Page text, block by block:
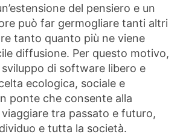
del pensiero e un
può far germogliare tanti altri
tanto quanto più ne viene
diffusione. Per questo motivo,
di software libero e
ecologica, sociale e
ponte che consente alla
tra passato e futuro,
e tutta la società.